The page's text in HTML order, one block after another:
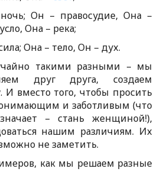
Он – правосудие, Она –
Она – река;
Она – тело, Он – дух.
такими разными – мы
друг друга, создаем
И вместо того, чтобы просить
и заботливым (что
– стань женщиной!),
нашим различиям. Их
не заметить.
как мы решаем разные